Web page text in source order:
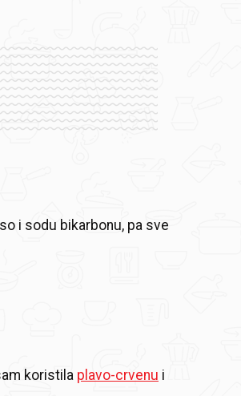
i sodu bikarbonu, pa sve
koristila plavo-crvenu i